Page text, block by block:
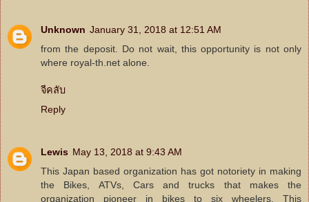
Unknown January 31, 2018 at 12:51 AM
from the deposit. Do not wait, this opportunity is not only
where royal-th.net alone.
จีคลับ
Reply
Lewis May 13, 2018 at 9:43 AM
This Japan based organization has got notoriety in making
the Bikes, ATVs, Cars and trucks that makes the
organization pioneer in bikes to six wheelers. This